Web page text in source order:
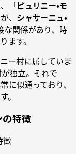
「ピュリニー・モ
、 シャサーニュ・
な関係があり、時
ます。
ー村に属していま
独立。それで
に似通っており、
。
の特徴